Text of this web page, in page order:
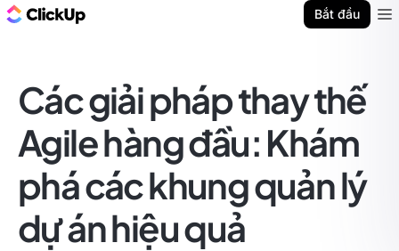
Bắt đầu
Các giải pháp thay thế
Agile hàng đầu: Khám
phá các khung quản lý
dự án hiệu quả